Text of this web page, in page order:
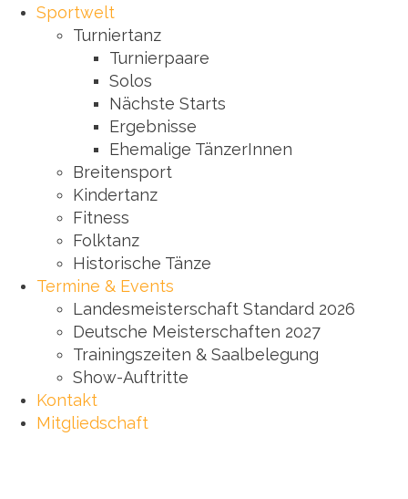
Sportwelt
Turniertanz
Turnierpaare
Solos
Nächste Starts
Ergebnisse
Ehemalige TänzerInnen
Breitensport
Kindertanz
Fitness
Folktanz
Historische Tänze
Termine & Events
Landesmeisterschaft Standard 2026
Deutsche Meisterschaften 2027
Trainingszeiten & Saalbelegung
Show-Auftritte
Kontakt
Mitgliedschaft